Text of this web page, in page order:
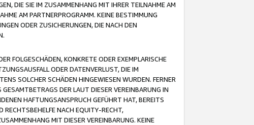
DIE SIE IM ZUSAMMENHANG MIT IHRER TEILNAHME AM
AM PARTNERPROGRAMM. KEINE BESTIMMUNG
ODER ZUSICHERUNGEN, DIE NACH DEN
FOLGESCHÄDEN, KONKRETE ODER EXEMPLARISCHE
ODER DATENVERLUST, DIE IM
SOLCHER SCHÄDEN HINGEWIESEN WURDEN. FERNER
DER LAUT DIESER VEREINBARUNG IN
HAFTUNGSANSPRUCH GEFÜHRT HAT, BEREITS
RECHTSBEHELFE NACH EQUITY-RECHT,
MIT DIESER VEREINBARUNG. KEINE